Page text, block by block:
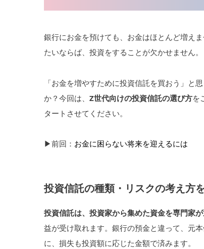
銀行にお金を預けても、お金はほとんど増え
たいならば、投資をすることが欠かせません。
「お金を増やすために投資信託を買おう」
か？今回は、 Z世代向けの投資信託の選び方を
タートさせてください。
▶︎前回： お金に困らない将来を迎えるには
投資信託の種類・リスクの考え方
投資信託は、投資家から集めた資金を専門家
益が受け取れます。銀行の預金と違って、元
に、損失も投資額に応じた金額で済みます。